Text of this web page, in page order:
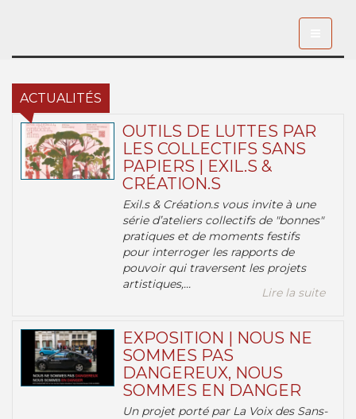
ACTUALITÉS
OUTILS DE LUTTES PAR
LES COLLECTIFS SANS
PAPIERS | EXIL.S &
CRÉATION.S
Exil.s & Création.s vous invite à une
série d’ateliers collectifs de "bonnes"
pratiques et de moments festifs
pour interroger les rapports de
pouvoir qui traversent les projets
artistiques,...
Lire la suite
EXPOSITION | NOUS NE
SOMMES PAS
DANGEREUX, NOUS
SOMMES EN DANGER
Un projet porté par La Voix des Sans-